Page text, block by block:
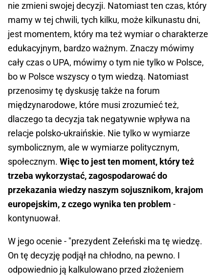
nie zmieni swojej decyzji. Natomiast ten czas, który
mamy w tej chwili, tych kilku, może kilkunastu dni,
jest momentem, który ma też wymiar o charakterze
edukacyjnym, bardzo ważnym. Znaczy mówimy
cały czas o UPA, mówimy o tym nie tylko w Polsce,
bo w Polsce wszyscy o tym wiedzą. Natomiast
przenosimy tę dyskusję także na forum
międzynarodowe, które musi zrozumieć też,
dlaczego ta decyzja tak negatywnie wpływa na
relacje polsko-ukraińskie. Nie tylko w wymiarze
symbolicznym, ale w wymiarze politycznym,
społecznym. Więc to jest ten moment, który też
trzeba wykorzystać, zagospodarować do
przekazania wiedzy naszym sojusznikom, krajom
europejskim, z czego wynika ten problem -
kontynuował.
W jego ocenie - "prezydent Zełeński ma tę wiedzę.
On tę decyzję podjął na chłodno, na pewno. I
odpowiednio ją kalkulowano przed złożeniem